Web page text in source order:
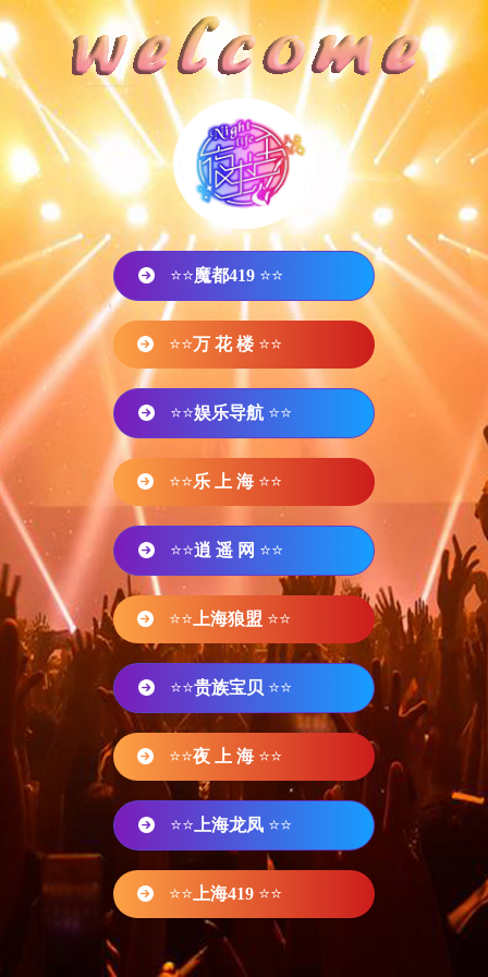
⭐⭐魔都419 ⭐⭐
⭐⭐万 花 楼 ⭐⭐
⭐⭐娱乐导航 ⭐⭐
⭐⭐乐 上 海 ⭐⭐
⭐⭐逍 遥 网 ⭐⭐
⭐⭐ 上海狼盟 ⭐⭐
⭐⭐贵族宝贝 ⭐⭐
⭐⭐夜 上 海 ⭐⭐
⭐⭐ 上海龙凤 ⭐⭐
⭐⭐ 上海419 ⭐⭐